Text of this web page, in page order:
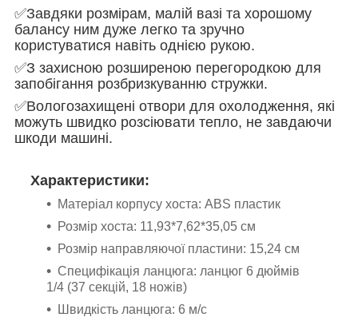
✅Завдяки розмірам, малій вазі та хорошому
балансу ним дуже легко та зручно
користуватися навіть однією рукою.
✅З захисною розширеною перегородкою для
запобігання розбризкуванню стружки.
✅Вологозахищені отвори для охолодження, які
можуть швидко розсіювати тепло, не завдаючи
шкоди машині.
Характеристики:
Матеріал корпусу хоста: ABS пластик
Розмір хоста: 11,93*7,62*35,05 см
Розмір направляючої пластини: 15,24 см
Специфікація ланцюга: ланцюг 6 дюймів
1/4 (37 секцій, 18 ножів)
Швидкість ланцюга: 6 м/с